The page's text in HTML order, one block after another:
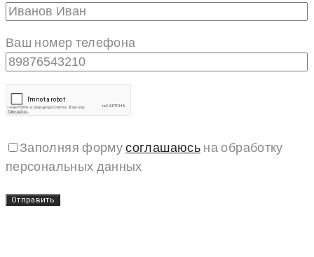
Ваш номер телефона
Заполняя формусоглашаюсь на обработку
персональных данных